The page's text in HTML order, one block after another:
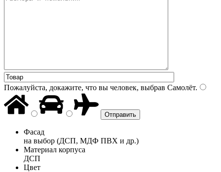
Пожалуйста, докажите, что вы человек, выбрав Самолёт.
Фасад
на выбор (ДСП, МДФ ПВХ и др.)
Материал корпуса
ДСП
Цвет